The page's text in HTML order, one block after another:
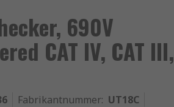
690V
CAT IV, CAT III,
Fabrikantnummer: UT18C